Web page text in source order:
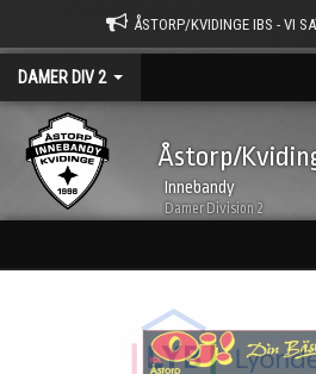
ÅSTORP/KVIDINGE IBS - VI
DAMER DIV 2
Åstorp/
Innebandy
Damer Division 2